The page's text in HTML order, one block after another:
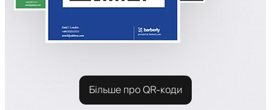
Більше про QR-коди